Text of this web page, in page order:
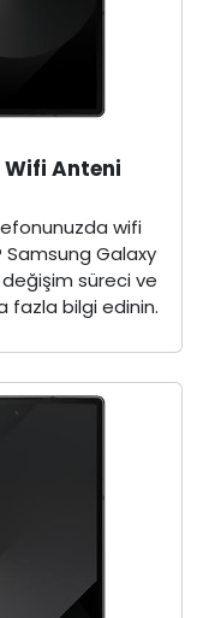
Wifi Anteni
wifi
Samsung Galaxy
süreci ve
fazla bilgi edinin.